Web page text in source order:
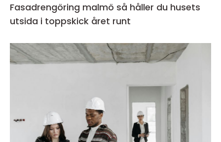
Fasadrengöring malmö så håller du husets
utsida i toppskick året runt